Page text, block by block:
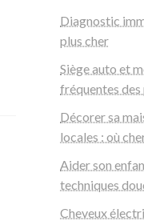
Diagnostic
plus cher
Siège auto et
fréquentes des
Décorer sa
locales : où
Aider son
techniques
Cheveux